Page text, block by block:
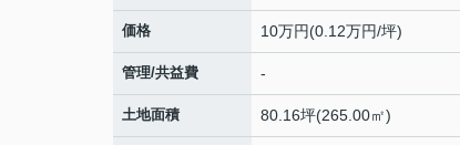
価格 10万円(0.12万円/坪)
管理/共益費 -
土地面積 80.16坪(265.00㎡)